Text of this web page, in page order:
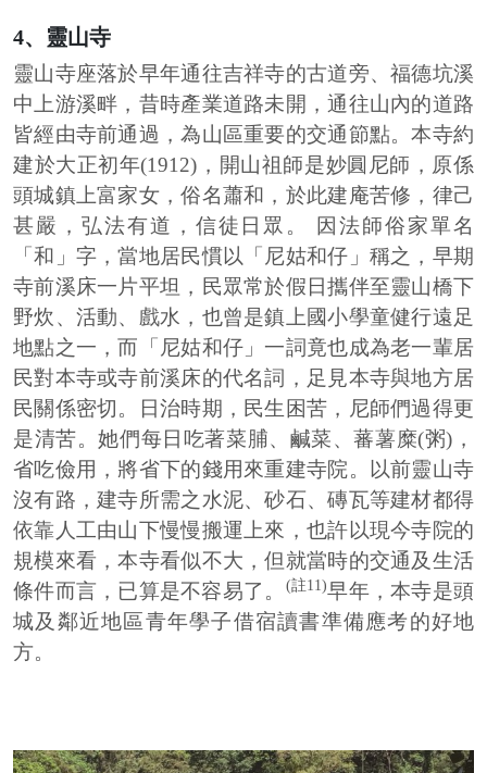
4、靈山寺
靈山寺座落於早年通往吉祥寺的古道旁、福德坑溪
中上游溪畔，昔時產業道路未開，通往山內的道路
皆經由寺前通過，為山區重要的交通節點。本寺約
建於大正初年(1912)，開山祖師是妙圓尼師，原係
頭城鎮上富家女，俗名蕭和，於此建庵苦修，律己
甚嚴，弘法有道，信徒日眾。 因法師俗家單名
「和」字，當地居民慣以「尼姑和仔」稱之，早期
寺前溪床一片平坦，民眾常於假日攜伴至靈山橋下
野炊、活動、戲水，也曾是鎮上國小學童健行遠足
地點之一，而「尼姑和仔」一詞竟也成為老一輩居
民對本寺或寺前溪床的代名詞，足見本寺與地方居
民關係密切。日治時期，民生困苦，尼師們過得更
是清苦。她們每日吃著菜脯、鹹菜、蕃薯糜(粥)，
省吃儉用，將省下的錢用來重建寺院。以前靈山寺
沒有路，建寺所需之水泥、砂石、磚瓦等建材都得
依靠人工由山下慢慢搬運上來，也許以現今寺院的
規模來看，本寺看似不大，但就當時的交通及生活
條件而言，已算是不容易了。
(註11)早年，本寺是頭
城及鄰近地區青年學子借宿讀書準備應考的好地
方。